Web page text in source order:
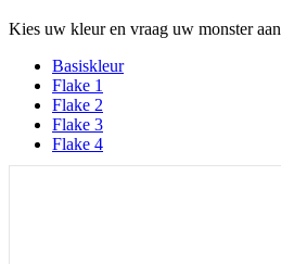
Kies uw kleur en vraag uw monster aan
Basiskleur
Flake 1
Flake 2
Flake 3
Flake 4